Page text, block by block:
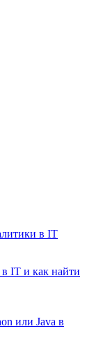
в IT
IT и как найти
или Java в